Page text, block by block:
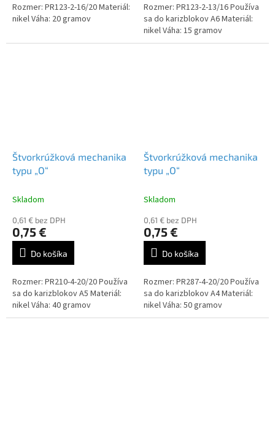
Rozmer: PR123-2-16/20 Materiál:
nikel Váha: 20 gramov
Rozmer: PR123-2-13/16 Používa
sa do karizblokov A6 Materiál:
nikel Váha: 15 gramov
Štvorkrúžková mechanika
typu „O“
Skladom
0,61 € bez DPH
0,75 €
Do košíka
Rozmer: PR210-4-20/20 Používa
sa do karizblokov A5 Materiál:
nikel Váha: 40 gramov
Štvorkrúžková mechanika
typu „O“
Skladom
0,61 € bez DPH
0,75 €
Do košíka
Rozmer: PR287-4-20/20 Používa
sa do karizblokov A4 Materiál:
nikel Váha: 50 gramov